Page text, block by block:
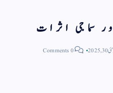
سماجی اثرات
2025
0 Comments